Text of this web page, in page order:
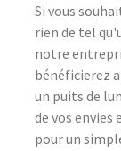
Si vous
rien de tel
notre
bénéficierez
un puits de
de vos
pour un